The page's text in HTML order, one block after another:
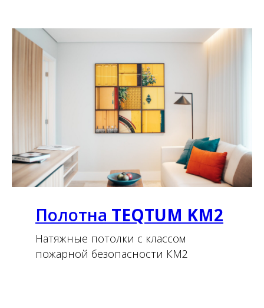
Полотна TEQTUM KM2
Натяжные потолки с классом
пожарной безопасности КМ2